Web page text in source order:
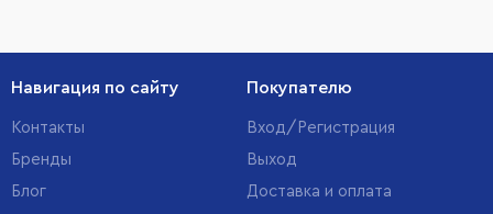
Навигация по сайту
Контакты
Бренды
Блог
Покупателю
Вход/Регистрация
Выход
Доставка и оплата